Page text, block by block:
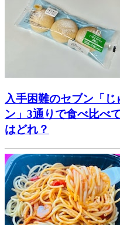
入手困難のセブン「
ン」3通りで食べ比べ
はどれ？